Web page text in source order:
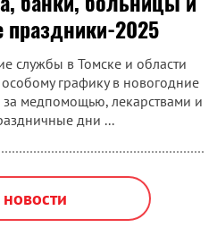
праздники-2025
службы в Томске и области
графику в новогодние
за медпомощью, лекарствами и
дни ...